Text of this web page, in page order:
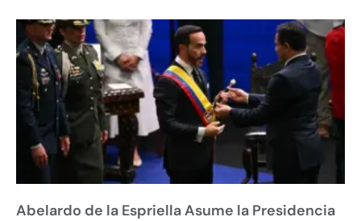
Abelardo de la Espriella Asume la Presidencia